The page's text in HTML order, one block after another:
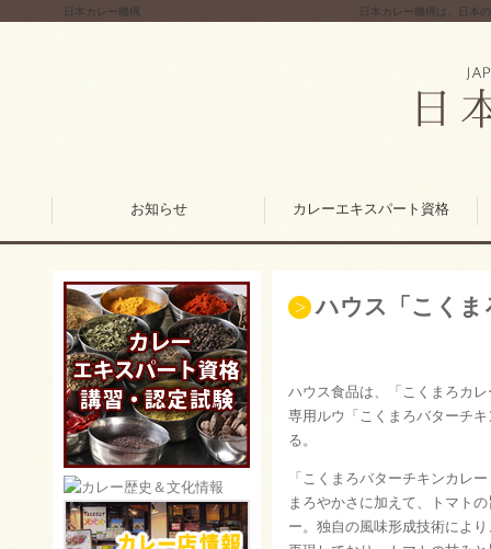
日本カレー機構 日本カレー機構は、日本
お知らせ カレーエキスパート資格
ハウス「こくま
ハウス食品は、「こくまろカ
専用ルウ「こくまろバターチ
る。
「こくまろバターチキンカレ
まろやかさに加えて、トマト
ー。独自の風味形成技術によ